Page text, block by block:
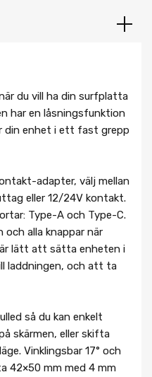
du vill ha din surfplatta
har en låsningsfunktion
din enhet i ett fast grepp
adapter, välj mellan
eller 12/24V kontakt.
Type-A och Type-C.
och alla knappar när
lätt att sätta enheten i
laddningen, och att ta
så du kan enkelt
skärmen, eller skifta
Vinklingsbar 17° och
42×50 mm med 4 mm